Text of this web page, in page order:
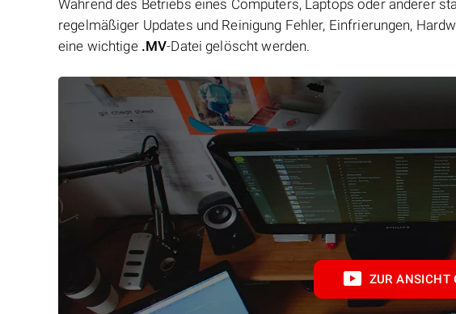
Während des Betriebs eines Computers, Laptops oder anderer
regelmäßiger Updates und Reinigung Fehler, Einfrierungen,
eine wichtige .MV-Datei gelöscht werden.
ZUR ANSICHT